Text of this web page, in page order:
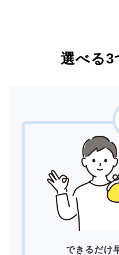
選べる3
できるだけ